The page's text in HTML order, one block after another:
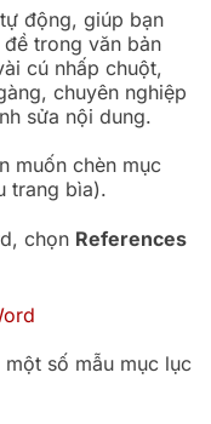
động, giúp bạn
trong văn bản
cú nhấp chuột,
chuyên nghiệp
sửa nội dung.
muốn chèn mục
trang bìa).
chọn References
số mẫu mục lục